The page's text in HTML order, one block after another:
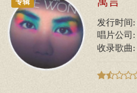
专辑
发行时间:
唱片公司:
收录歌曲: